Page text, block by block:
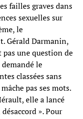
failles graves dans
sexuelles sur
le
Gérald Darmanin,
pas une question de
le
classées sans
pas ses mots.
elle a lancé
». Pour